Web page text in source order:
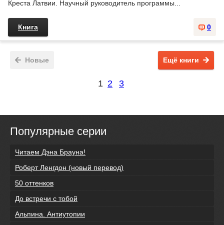
Креста Латвии. Научный руководитель программы...
0
Книга
Новые Ещё книги
1 2 3
Популярные серии
Читаем Дэна Брауна!
Роберт Ленгдон (новый перевод)
50 оттенков
До встречи с тобой
Альпина. Антиутопии